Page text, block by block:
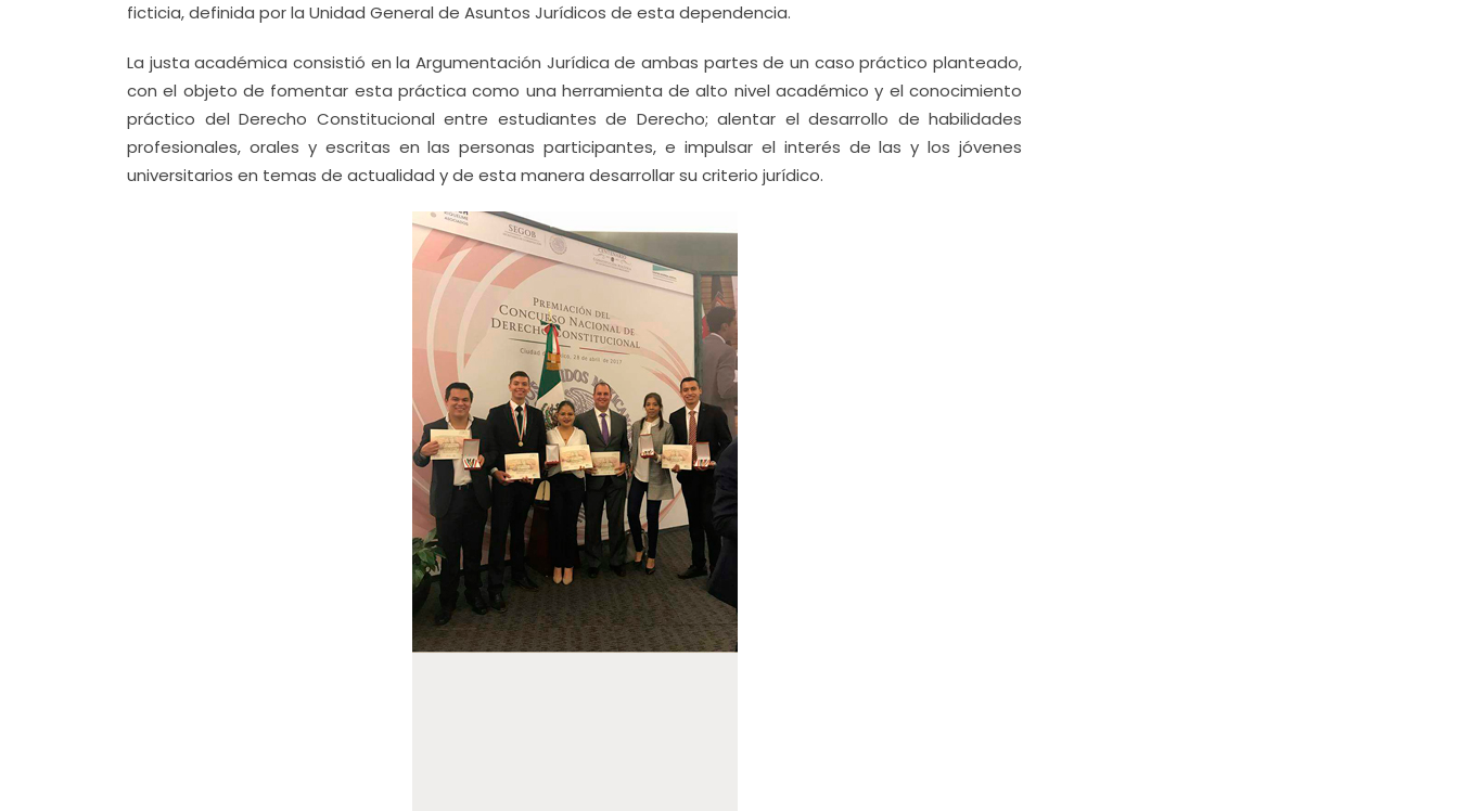
ficticia, definida por la Unidad General de Asuntos Jurídicos de esta dependencia.
La justa académica consistió en la Argumentación Jurídica de ambas partes de un caso práctico planteado,
con el objeto de fomentar esta práctica como una herramienta de alto nivel académico y el conocimiento
práctico del Derecho Constitucional entre estudiantes de Derecho; alentar el desarrollo de habilidades
profesionales, orales y escritas en las personas participantes, e impulsar el interés de las y los jóvenes
universitarios en temas de actualidad y de esta manera desarrollar su criterio jurídico.